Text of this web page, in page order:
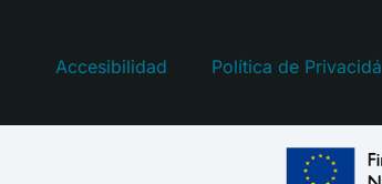
Accesibilidad Política de Privacidá